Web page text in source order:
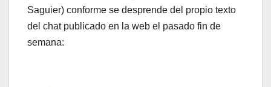
Saguier) conforme se desprende del propio texto
del chat publicado en la web el pasado fin de
semana: